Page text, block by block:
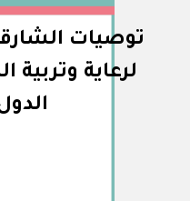
توصيات
لرعاية وتربية